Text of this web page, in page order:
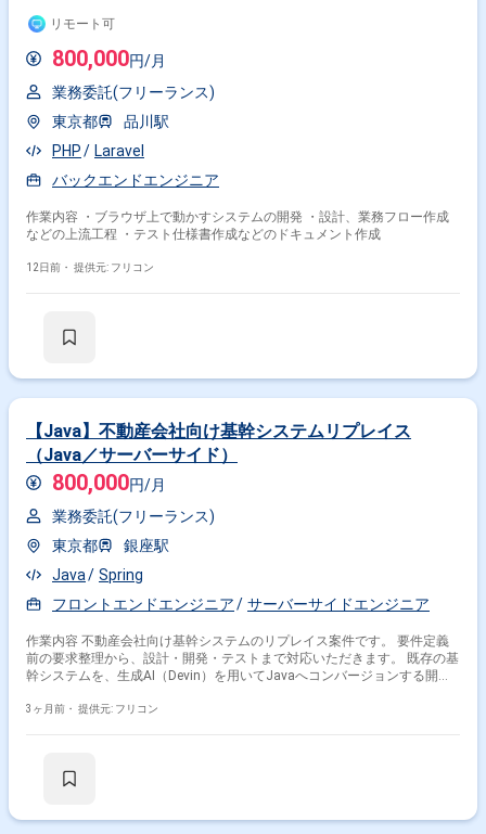
リモート可
800,000円/月
業務委託(フリーランス)
東京都
品川駅
PHP
Laravel
バックエンドエンジニア
作業内容 ・ブラウザ上で動かすシステムの開発 ・設計、業務フロー作成
などの上流工程 ・テスト仕様書作成などのドキュメント作成
12日前・ 提供元: フリコン
【Java】不動産会社向け基幹システムリプレイス
（Java／サーバーサイド）
800,000円/月
業務委託(フリーランス)
東京都
銀座駅
Java
Spring
フロントエンドエンジニア
サーバーサイドエンジニア
作業内容 不動産会社向け基幹システムのリプレイス案件です。 要件定義
前の要求整理から、設計・開発・テストまで対応いただきます。 既存の基
幹システムを、生成AI（Devin）を用いてJavaへコンバージョンする開発
3ヶ月前・ 提供元: フリコン